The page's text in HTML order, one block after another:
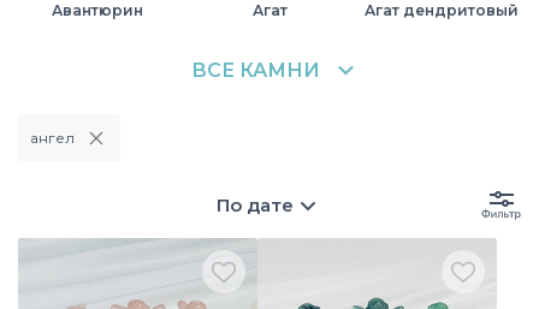
Авантюрин Агат Агат дендритовый
Азурит
Бычий глаз
ангел
По дате